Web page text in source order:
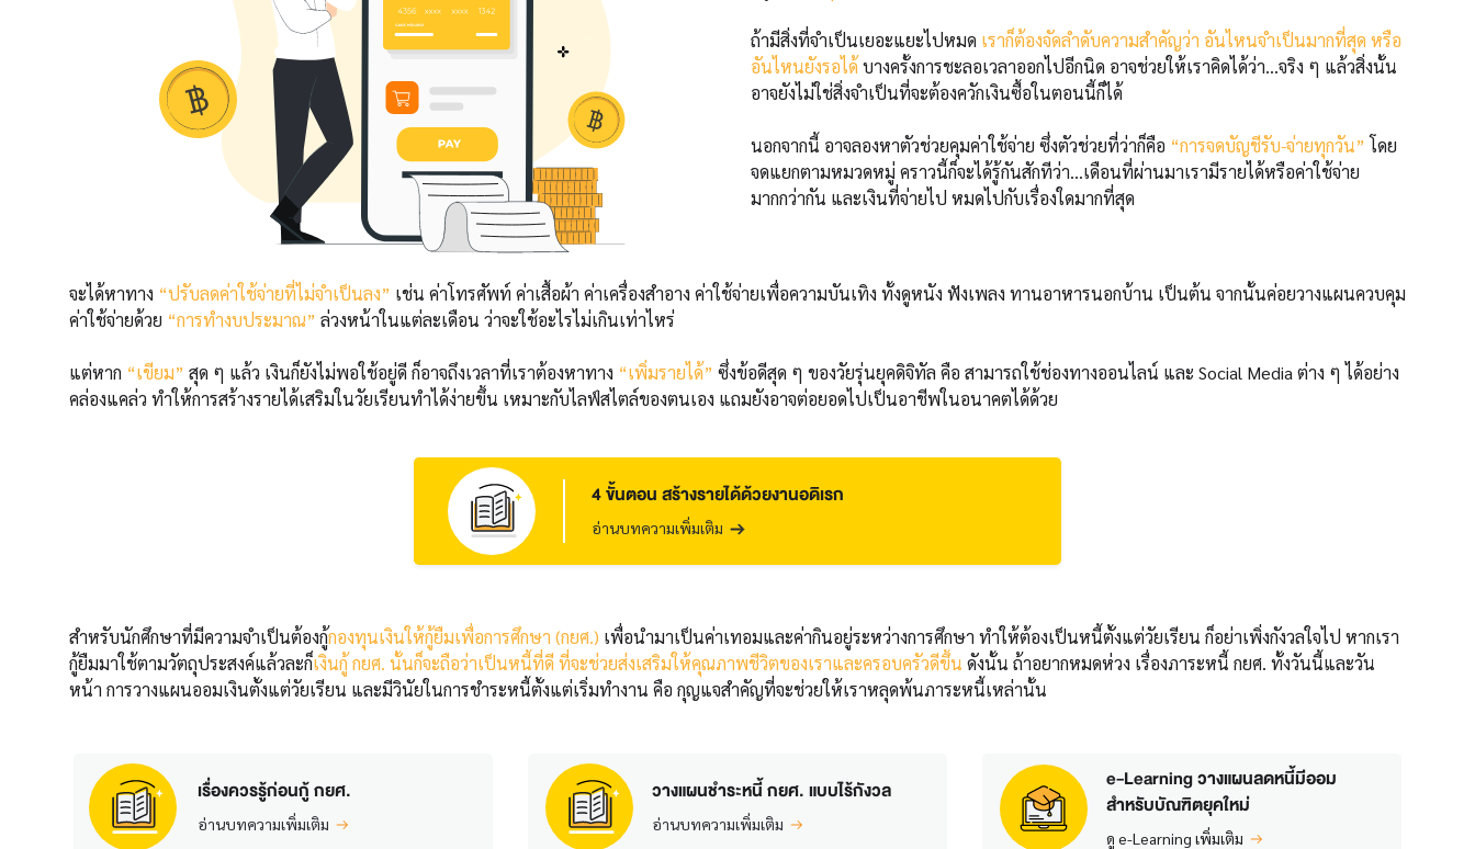
ถ้ามีสิ่งที่จำเป็นเยอะแยะไปหมด เราก็ต้องจัดลำดับความสำคัญว่า อันไหนจำเป็นมากที่สุด หรือ
อันไหนยังรอได้ บางครั้งการชะลอเวลาออกไปอีกนิด อาจช่วยให้เราคิดได้ว่า...จริง ๆ แล้วสิ่งนั้น
อาจยังไม่ใช่สิ่งจำเป็นที่จะต้องควักเงินซื้อในตอนนี้ก็ได้
นอกจากนี้ อาจลองหาตัวช่วยคุมค่าใช้จ่าย ซึ่งตัวช่วยที่ว่าก็คือ “การจดบัญชีรับ-จ่ายทุกวัน” โดย
จดแยกตามหมวดหมู่ คราวนี้ก็จะได้รู้กันสักทีว่า...เดือนที่ผ่านมาเรามีรายได้หรือค่าใช้จ่าย
มากกว่ากัน และเงินที่จ่ายไป หมดไปกับเรื่องใดมากที่สุด
จะได้หาทาง “ปรับลดค่าใช้จ่ายที่ไม่จำเป็นลง” เช่น ค่าโทรศัพท์ ค่าเสื้อผ้า ค่าเครื่องสำอาง ค่าใช้จ่ายเพื่อความบันเทิง ทั้งดูหนัง ฟังเพลง ทานอาหารนอกบ้าน เป็นต้น จากนั้นค่อยวางแผนควบคุม
ค่าใช้จ่ายด้วย “การทำงบประมาณ” ล่วงหน้าในแต่ละเดือน ว่าจะใช้อะไรไม่เกินเท่าไหร่
แต่หาก “เขียม” สุด ๆ แล้ว เงินก็ยังไม่พอใช้อยู่ดี ก็อาจถึงเวลาที่เราต้องหาทาง “เพิ่มรายได้” ซึ่งข้อดีสุด ๆ ของวัยรุ่นยุคดิจิทัล คือ สามารถใช้ช่องทางออนไลน์ และ Social Media ต่าง ๆ ได้อย่าง
คล่องแคล่ว ทำให้การสร้างรายได้เสริมในวัยเรียนทำได้ง่ายขึ้น เหมาะกับไลฟ์สไตล์ของตนเอง แถมยังอาจต่อยอดไปเป็นอาชีพในอนาคตได้ด้วย
4 ขั้นตอน สร้างรายได้ด้วยงานอดิเรก
อ่านบทความเพิ่มเติม
สำหรับนักศึกษาที่มีความจำเป็นต้องกู้กองทุนเงินให้กู้ยืมเพื่อการศึกษา (กยศ.) เพื่อนำมาเป็นค่าเทอมและค่ากินอยู่ระหว่างการศึกษา ทำให้ต้องเป็นหนี้ตั้งแต่วัยเรียน ก็อย่าเพิ่งกังวลใจไป หากเรา
กู้ยืมมาใช้ตามวัตถุประสงค์แล้วละก็เงินกู้ กยศ. นั้นก็จะถือว่าเป็นหนี้ที่ดี ที่จะช่วยส่งเสริมให้คุณภาพชีวิตของเราและครอบครัวดีขึ้น ดังนั้น ถ้าอยากหมดห่วง เรื่องภาระหนี้ กยศ. ทั้งวันนี้และวัน
หน้า การวางแผนออมเงินตั้งแต่วัยเรียน และมีวินัยในการชำระหนี้ตั้งแต่เริ่มทำงาน คือ กุญแจสำคัญที่จะช่วยให้เราหลุดพ้นภาระหนี้เหล่านั้น
เรื่องควรรู้ก่อนกู้ กยศ.
อ่านบทความเพิ่มเติม
วางแผนชำระหนี้ กยศ. แบบไร้กังวล
อ่านบทความเพิ่มเติม
e-Learning วางแผนลดหนี้มีออม
สำหรับบัณฑิตยุคใหม่
ดู e-Learning เพิ่มเติม